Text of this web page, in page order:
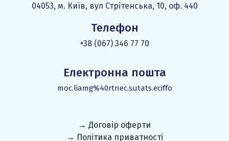
04053, м. Київ, вул Стрітенська, 10, оф. 440
Телефон
+38 (067) 346 77 70
Електронна пошта
moc.liamg%40rtnec.sutats.eciffo
→ Договір оферти
→ Політика приватності